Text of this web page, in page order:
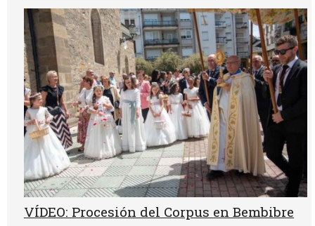
VÍDEO: Procesión del Corpus en Bembibre